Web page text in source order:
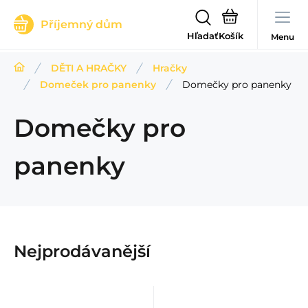
Příjemný dům
Hľadať Menu
DĚTI A HRAČKY
Hračky
Domeček pro panenky
Domečky pro panenky
Domečky pro
panenky
Nejprodávanější